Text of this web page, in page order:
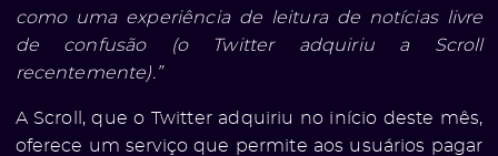
como uma experiência de leitura de notícias livre
de confusão (o Twitter adquiriu a Scroll
recentemente).”
A Scroll, que o Twitter adquiriu no início deste mês,
oferece um serviço que permite aos usuários pagar